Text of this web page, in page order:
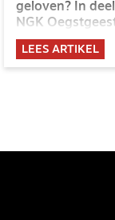
geloven? In
NGK
LEES ARTIKEL